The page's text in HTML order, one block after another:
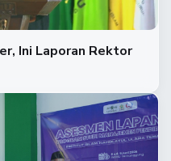
Ini Laporan Rektor